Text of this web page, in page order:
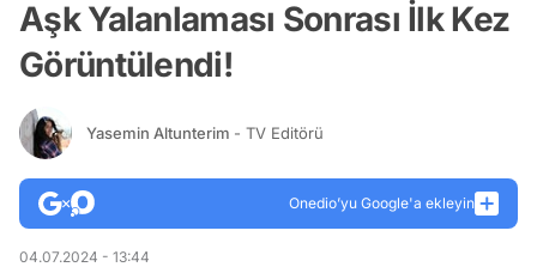
Aşk Yalanlaması Sonrası İlk Kez
Görüntülendi!
Yasemin Altunterim - TV Editörü
Onedio’yu Google'a ekleyin
04.07.2024 - 13:44